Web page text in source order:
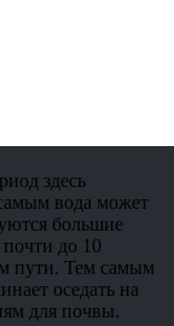
здесь
вода может
большие
до 10
пути. Тем самым
оседать на
для почвы.